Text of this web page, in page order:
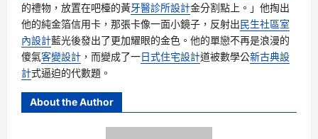
的禮物，放置在吧檯的黃牙醫診所設計金分割點上。」他掏出
他的純金箔信用卡，那張卡像一面小鏡子，反射出民生社區室
內設計藍光後發出了更加耀眼的金色。他的單戀不再是浪漫的
傻氣客變設計 ，而變成了一日式住宅設計道被數學公新古典設
計式逼迫的代數題。
About the Author